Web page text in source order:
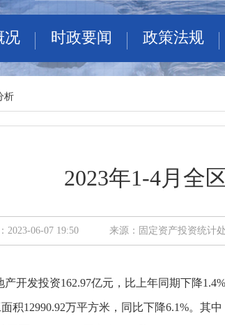
况 时政要闻 政策法规
析
2023年1-4月全
2023-06-07 19:50 来源：固定资产投资统计处
产开发投资162.97亿元，比上年同期下降
积12990.92万平方米，同比下降6.1%。其